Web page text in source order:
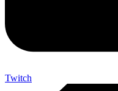
Twitch